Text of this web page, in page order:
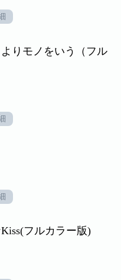
りモノをいう（フル
フルカラー版)